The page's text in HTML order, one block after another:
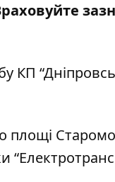
КП
площі